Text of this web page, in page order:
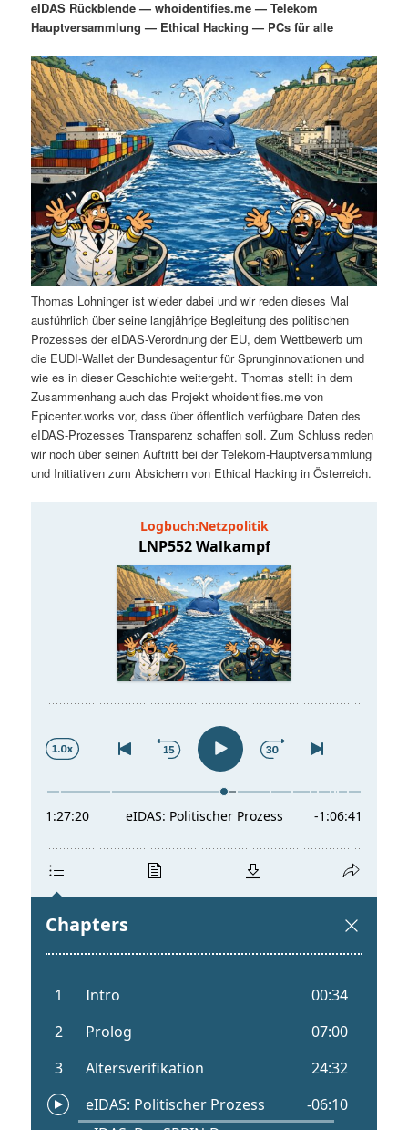
m
ä
r
e
n
I
n
h
a
l
t
s
n
u
n
d
ä
r
e
n
I
n
h
a
g
n
s
n
a
v
i
g
a
t
i
o
n
eIDAS Rückblende — whoidentifies.me — Telekom
Hauptversammlung — Ethical Hacking — PCs für alle
Thomas Lohninger ist wieder dabei und wir reden dieses Mal
ausführlich über seine langjährige Begleitung des politischen
Prozesses der eIDAS-Verordnung der EU, dem Wettbewerb um
die EUDI-Wallet der Bundesagentur für Sprunginnovationen und
wie es in dieser Geschichte weitergeht. Thomas stellt in dem
Zusammenhang auch das Projekt whoidentifies.me von
Epicenter.works vor, dass über öffentlich verfügbare Daten des
eIDAS-Prozesses Transparenz schaffen soll. Zum Schluss reden
wir noch über seinen Auftritt bei der Telekom-Hauptversammlung
und Initiativen zum Absichern von Ethical Hacking in Österreich.